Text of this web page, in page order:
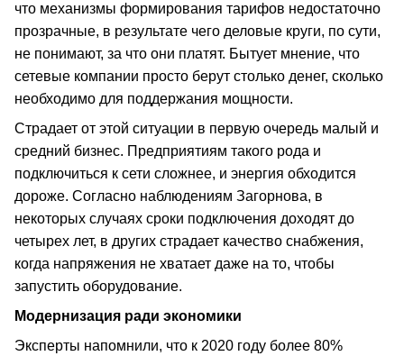
что механизмы формирования тарифов недостаточно
прозрачные, в результате чего деловые круги, по сути,
не понимают, за что они платят. Бытует мнение, что
сетевые компании просто берут столько денег, сколько
необходимо для поддержания мощности.
Страдает от этой ситуации в первую очередь малый и
средний бизнес. Предприятиям такого рода и
подключиться к сети сложнее, и энергия обходится
дороже. Согласно наблюдениям Загорнова, в
некоторых случаях сроки подключения доходят до
четырех лет, в других страдает качество снабжения,
когда напряжения не хватает даже на то, чтобы
запустить оборудование.
Модернизация ради экономики
Эксперты напомнили, что к 2020 году более 80%